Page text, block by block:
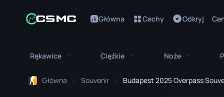
Główna Cechy Odkryj
Rękawice Ciężkie Noże
Główna Souvenir Budapest 2025 Overpass